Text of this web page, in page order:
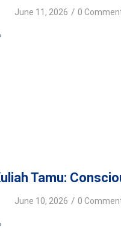
June 11, 2026 / 0
Tamu:
June 10, 2026 / 0